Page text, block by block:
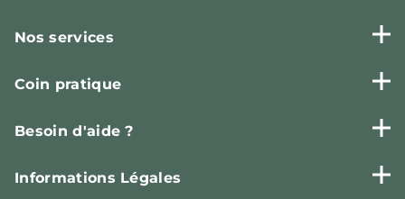
Nos services
Coin pratique
Besoin d'aide ?
Informations Légales